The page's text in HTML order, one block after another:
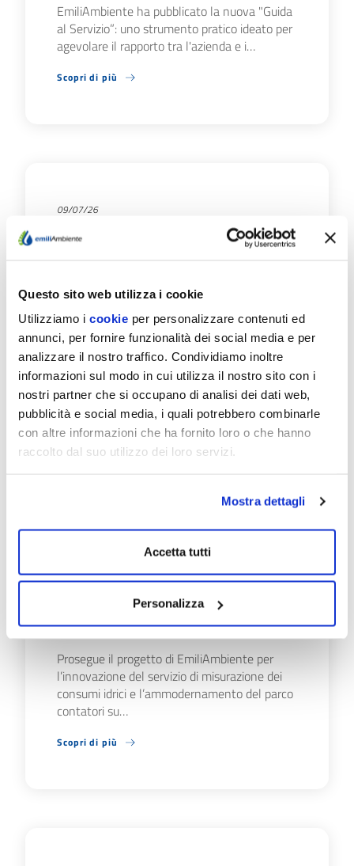
Questo sito web utilizza i cookie
Utilizziamo i cookie per personalizzare contenuti ed
annunci, per fornire funzionalità dei social media e per
analizzare il nostro traffico. Condividiamo inoltre
informazioni sul modo in cui utilizza il nostro sito con i
nostri partner che si occupano di analisi dei dati web,
pubblicità e social media, i quali potrebbero combinarle
con altre informazioni che ha fornito loro o che hanno
raccolto dal suo utilizzo dei loro servizi.
Mostra dettagli
Accetta tutti
Personalizza
EmiliAmbiente ha pubblicato la nuova "Guida
al Servizio”: uno strumento pratico ideato per
agevolare il rapporto tra l'azienda e i…
Scopri di più
09/07/26
FONTANELLATO E
SALSOMAGGIORE TERME:
AGLI SPORTELLI
EmiliAmbiente informa che: Lunedì 20 luglio
lo sportello del Servizio idrico nel Comune di
Fontanellato, normalmente aperto in
Municipio il…
Scopri di più
PROGETTO "SMART
METER": VIA AI
SOPRALLUOGHI A SISSA
TRECASALI
Prosegue il progetto di EmiliAmbiente per
l’innovazione del servizio di misurazione dei
consumi idrici e l’ammodernamento del parco
contatori su…
Scopri di più